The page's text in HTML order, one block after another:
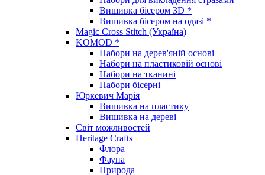
Вишивка бісером 3D *
Вишивка бісером на одязі *
Magic Cross Stitch (Україна)
KOMOD *
Набори на дерев'яній основі
Набори на пластиковій основі
Набори на тканині
Набори бісерні
Юркевич Марія
Вишивка на пластику
Вишивка на дереві
Світ можливостей
Heritage Crafts
Флора
Фауна
Природа